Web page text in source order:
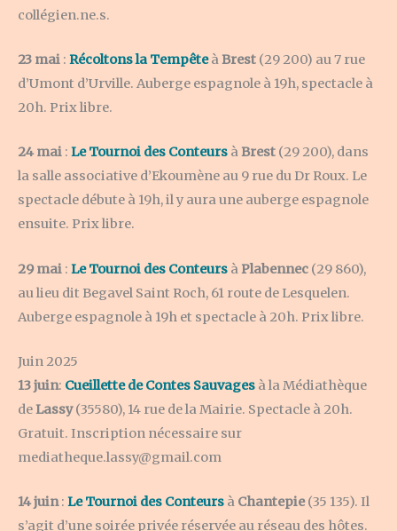
collégien.ne.s.
23 mai : Récoltons la TempêteàBrest (29 200) au 7 rue
d’Umont d’Urville. Auberge espagnole à 19h, spectacle à
20h. Prix libre.
24 mai : Le Tournoi des Conteurs àBrest (29 200), dans
la salle associative d’Ekoumène au 9 rue du Dr Roux. Le
spectacle débute à 19h, il y aura une auberge espagnole
ensuite. Prix libre.
29 mai : Le Tournoi des Conteurs à Plabennec (29 860),
au lieu dit Begavel Saint Roch, 61 route de Lesquelen.
Auberge espagnole à 19h et spectacle à 20h. Prix libre.
Juin 2025
13 juin: Cueillette de Contes Sauvages à la Médiathèque
deLassy(35580), 14 rue de la Mairie. Spectacle à 20h.
Gratuit. Inscription nécessaire sur
mediatheque.lassy@gmail.com
14 juin: Le Tournoi des Conteurs à Chantepie(35 135). Il
s’agit d’une soirée privée réservée au réseau des hôtes.